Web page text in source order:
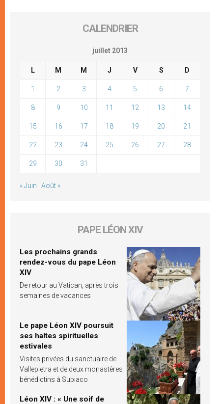
CALENDRIER
juillet 2013
L M M J V S D
1 2 3 4 5 6 7
8 9 10 11 12 13 14
15 16 17 18 19 20 21
22 23 24 25 26 27 28
29 30 31
« Juin Août »
PAPE LÉON XIV
Les prochains grands
rendez-vous du pape Léon
XIV
De retour au Vatican, après trois
semaines de vacances
Le pape Léon XIV poursuit
ses haltes spirituelles
estivales
Visites privées du sanctuaire de
Vallepietra et de deux monastères
bénédictins à Subiaco
Léon XIV : « Une soif de